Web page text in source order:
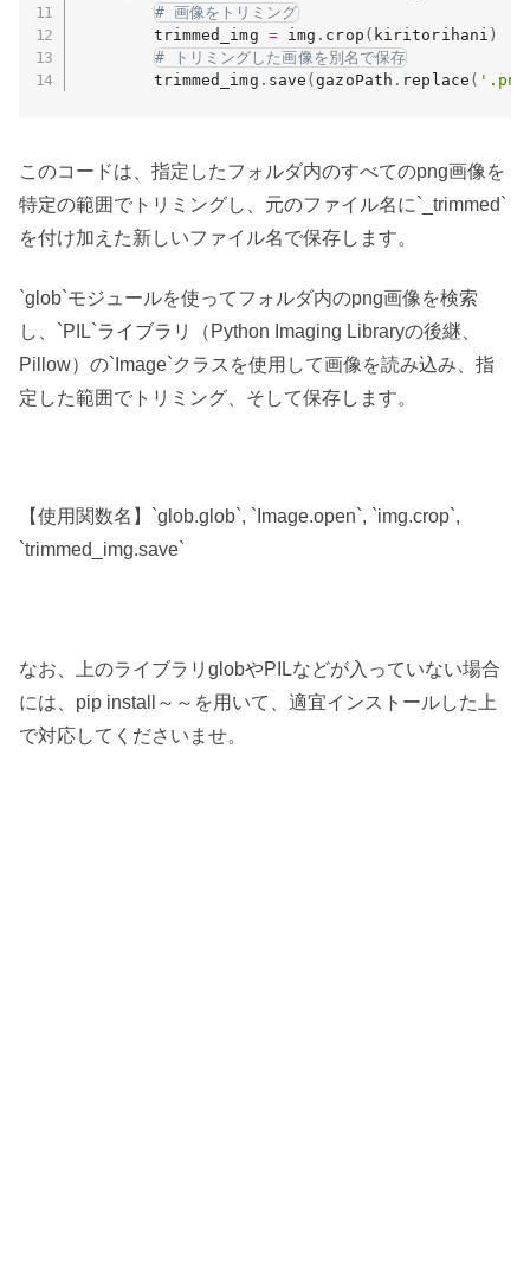
# 画像をトリミング
        trimmed_img
= img . crop ( kiritorihani )
# トリミングした画像を別名で保存
        trimmed_img
. save (gazoPath . replace (
このコードは、指定したフォルダ内のすべてのpng画像を
特定の範囲でトリミングし、元のファイル名に`_trimmed`
を付け加えた新しいファイル名で保存します。
`glob`モジュールを使ってフォルダ内のpng画像を検索
し、`PIL`ライブラリ（Python Imaging Libraryの後継、
Pillow）の`Image`クラスを使用して画像を読み込み、指
定した範囲でトリミング、そして保存します。
【使用関数名】`glob.glob`, `Image.open`, `img.crop`,
`trimmed_img.save`
なお、上のライブラリglobやPILなどが入っていない場合
には、pip install～～を用いて、適宜インストールした上
で対応してくださいませ。